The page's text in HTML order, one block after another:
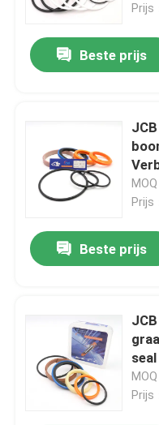
Prijs
Beste prijs
het
Prijs
Beste prijs
Prijs